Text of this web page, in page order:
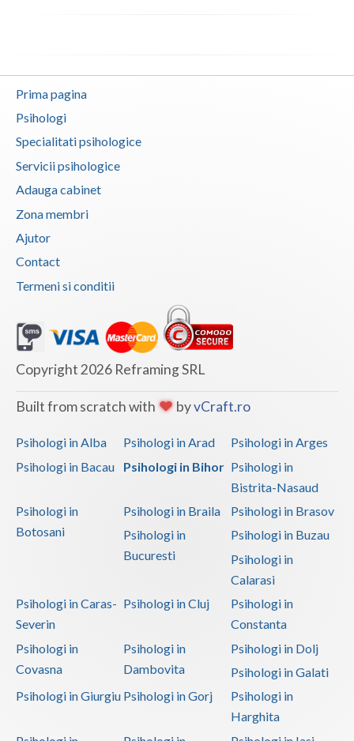
Vrancea
Prima pagina
Psihologi
Specialitati psihologice
Servicii psihologice
Adauga cabinet
Zona membri
Ajutor
Contact
Termeni si conditii
Copyright 2026 Reframing SRL
Built from scratch with byvCraft.ro
Psihologi in Alba Psihologi in Arad
Psihologi in Arges
Psihologi in Bacau
Psihologi in Bihor Psihologi in
Bistrita-Nasaud
Psihologi in
Botosani
Psihologi in Braila
Psihologi in Brasov
Psihologi in
Bucuresti
Psihologi in Buzau
Psihologi in
Calarasi
Psihologi in Caras-
Severin
Psihologi in Cluj
Psihologi in
Constanta
Psihologi in
Covasna
Psihologi in
Dambovita
Psihologi in Dolj
Psihologi in Galati
Psihologi in Giurgiu Psihologi in Gorj
Psihologi in
Harghita